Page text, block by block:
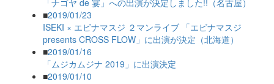
「ナゴヤ de 宴」への出演が決定しました!!（名古屋）
■2019/01/23
ISEKI × エビナマスジ ２マンライブ 「エビナマスジ
presents CROSS FLOW」に出演が決定（北海道）
■2019/01/16
「ムジカムジナ 2019」に出演決定
■2019/01/10